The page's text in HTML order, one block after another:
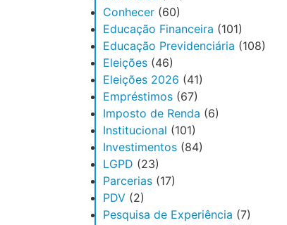
Conhecer(60)
Educação Financeira (101)
Educação Previdenciária (108)
Eleições(46)
Eleições 2026 (41)
Empréstimos(67)
Imposto de Renda (6)
Institucional (101)
Investimentos(84)
LGPD (23)
Parcerias(17)
PDV(2)
Pesquisa de Experiência (7)